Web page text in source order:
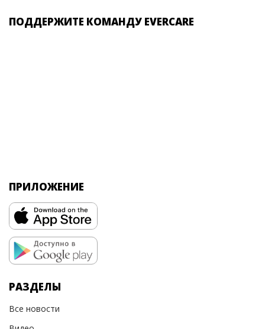
ПОДДЕРЖИТЕ КОМАНДУ EVERCARE
ПРИЛОЖЕНИЕ
РАЗДЕЛЫ
Все новости